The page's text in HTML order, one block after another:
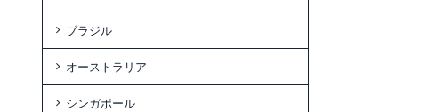
ブラジル
オーストラリア
シンガポール